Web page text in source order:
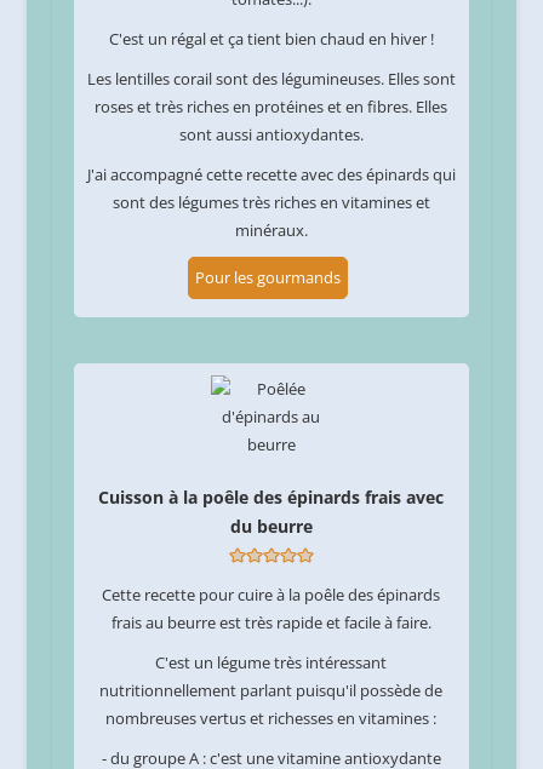
C'est un régal et ça tient bien chaud en hiver !
Les lentilles corail sont des légumineuses. Elles sont
roses et très riches en protéines et en fibres. Elles
sont aussi antioxydantes.
J'ai accompagné cette recette avec des épinards qui
sont des légumes très riches en vitamines et
minéraux.
Pour les gourmands
Cuisson à la poêle des épinards frais avec
du beurre
Cette recette pour cuire à la poêle des épinards
frais au beurre est très rapide et facile à faire.
C'est un légume très intéressant
nutritionnellement parlant puisqu'il possède de
nombreuses vertus et richesses en vitamines :
- du groupe A : c'est une vitamine antioxydante